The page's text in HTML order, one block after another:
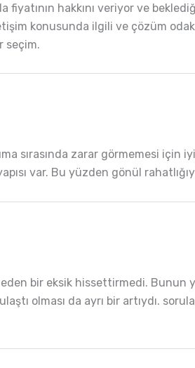
hakkını veriyor ve
konusunda ilgili ve çözüm
seçim.
sırasında zarar görmemesi
var. Bu yüzden gönül
bir eksik hissettirmedi. Bunun
olması da ayrı bir artıydı.